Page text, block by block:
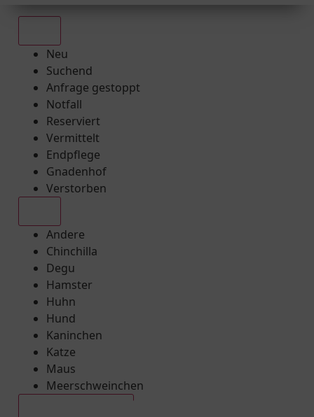
Neu
Suchend
Anfrage gestoppt
Notfall
Reserviert
Vermittelt
Endpflege
Gnadenhof
Verstorben
Andere
Chinchilla
Degu
Hamster
Huhn
Hund
Kaninchen
Katze
Maus
Meerschweinchen